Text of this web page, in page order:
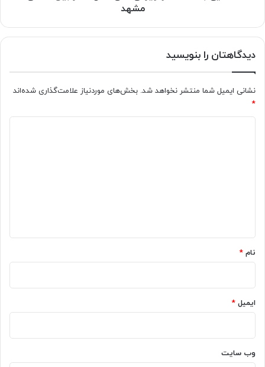
مشهد
دیدگاهتان را بنویسید
نشانی ایمیل شما منتشر نخواهد شد. بخش‌های موردنیاز علامت‌گذاری شده‌اند
*
نام *
ایمیل *
وب‌ سایت